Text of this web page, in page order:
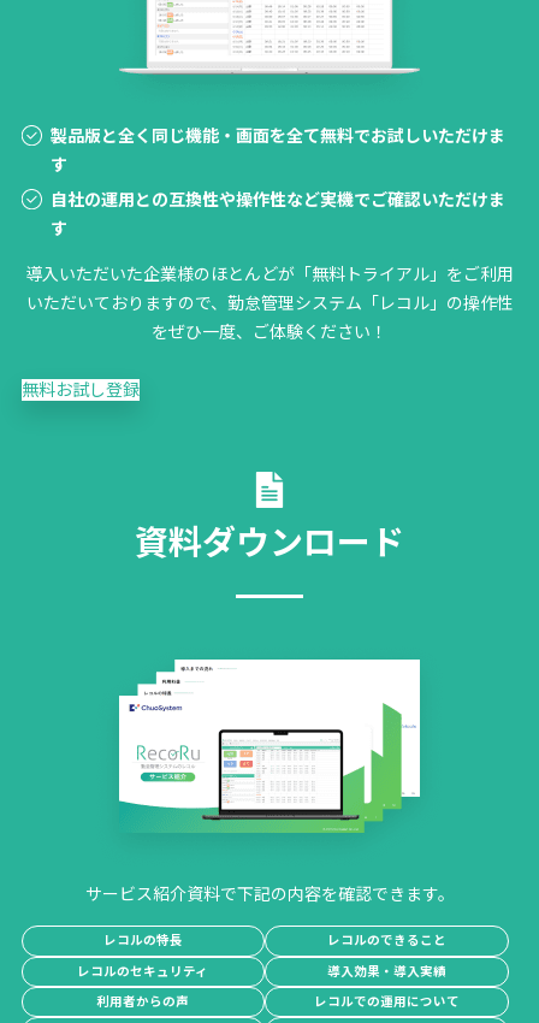
製品版と全く同じ機能・画面を全て無料でお試しいただけま
す
自社の運用との互換性や操作性など実機でご確認いただけま
す
導入いただいた企業様のほとんどが「無料トライアル」をご利用
いただいておりますので、勤怠管理システム「レコル」の操作性
をぜひ一度、ご体験ください！
無料お試し登録
資料ダウンロード
サービス紹介資料で下記の内容を確認できます。
レコルの特長
レコルのできること
レコルのセキュリティ
導入効果・導入実績
利用者からの声
レコルでの運用について